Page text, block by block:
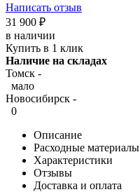
Написать отзыв
31 900 ₽
в наличии
Купить в 1 клик
Наличие на складах
Томск -
мало
Новосибирск -
0
Описание
Расходные материалы
Характеристики
Отзывы
Доставка и оплата